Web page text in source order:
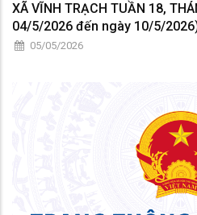
XÃ VĨNH TRẠCH TUẦN 18,
04/5/2026 đến ngày 10/5/
05/05/2026